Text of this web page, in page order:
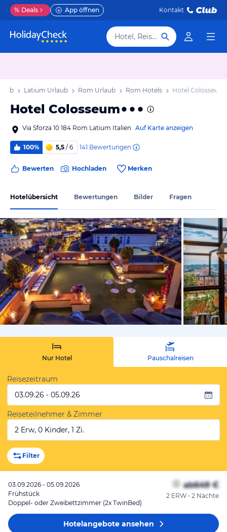
% Deals App öffnen Kontakt
Hotel, Reiseziel
Latium Urlaub Rom Urlaub Rom Hotels Hotel Colosseum
Hotel Colosseum
Via Sforza 10 184 Rom Latium Italien Auf Karte anzeigen
100% 5,5 / 6 141 Bewertungen
Bewerten Hochladen Merken
Hotelübersicht Bewertungen Bilder Fragen
von
Nur Hotel Pauschalreisen
Reisezeitraum
03.09.26 - 05.09.26
Reiseteilnehmer & Zimmer
2 Erw, 0 Kinder, 1 Zi.
Filter
03.09.2026 - 05.09.2026
Frühstück
Doppel- oder Zweibettzimmer (2x TwinBed)
ab649 €
2 ERW • 2 Nächte
Hotelangeboteansehen